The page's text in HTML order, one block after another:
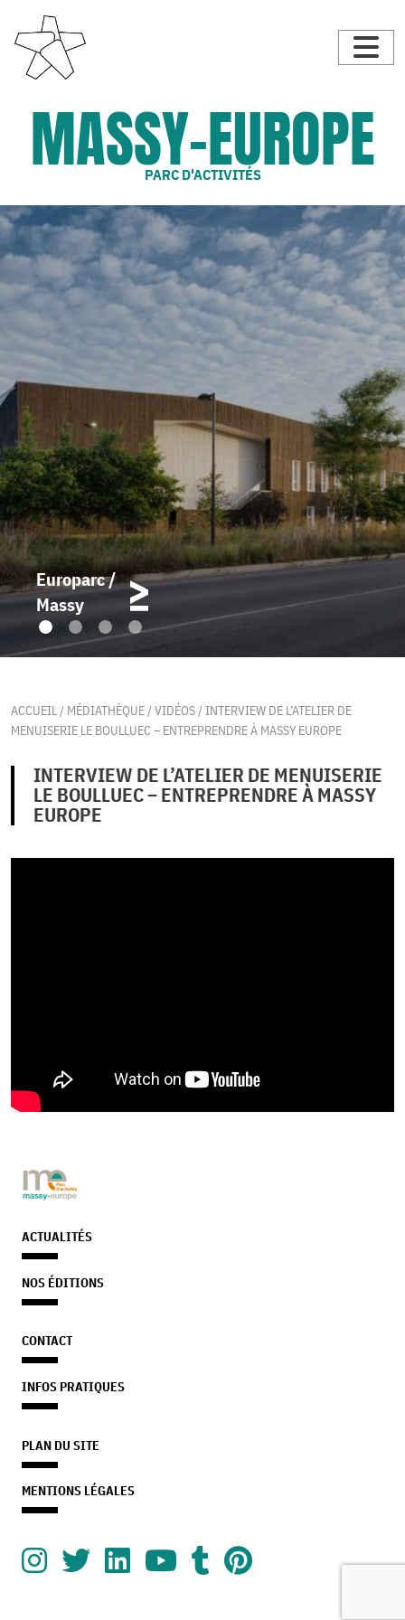
MASSY-EUROPE
PARC D'ACTIVITÉS
Europarc /
Massy
ACCUEIL/ MÉDIATHÈQUE/VIDÉOS/INTERVIEW DE L’ATELIER DE
MENUISERIE LE BOULLUEC – ENTREPRENDRE À MASSY EUROPE
INTERVIEW DE L’ATELIER DE MENUISERIE
LE BOULLUEC – ENTREPRENDRE À MASSY
EUROPE
ACTUALITÉS
NOS ÉDITIONS
CONTACT
INFOS PRATIQUES
PLAN DU SITE
MENTIONS LÉGALES